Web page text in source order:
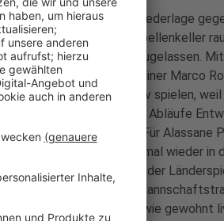
an. Nach der Niederlage
Berlin aus dem Tabellenkeller
10.800 Fans zugelassen.
Gegener, sagt Trainer Marco
weil sie sehr instensiv spielen,
sie auf ihre Art und Weise Abläufe
bereiten können." Für Alassane
früh. Beide müssten erstmal wieder in
Zakaria ist wohl vor der
komplett zurück im
90,1 überträgt das Spiel wie gewohnt